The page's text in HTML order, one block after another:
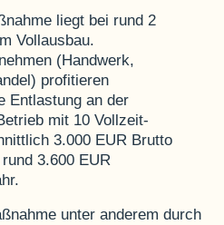
liegt bei rund 2
Vollausbau.
(Handwerk,
profitieren
Entlastung an der
mit 10 Vollzeit-
3.000 EUR Brutto
3.600 EUR
unter anderem durch